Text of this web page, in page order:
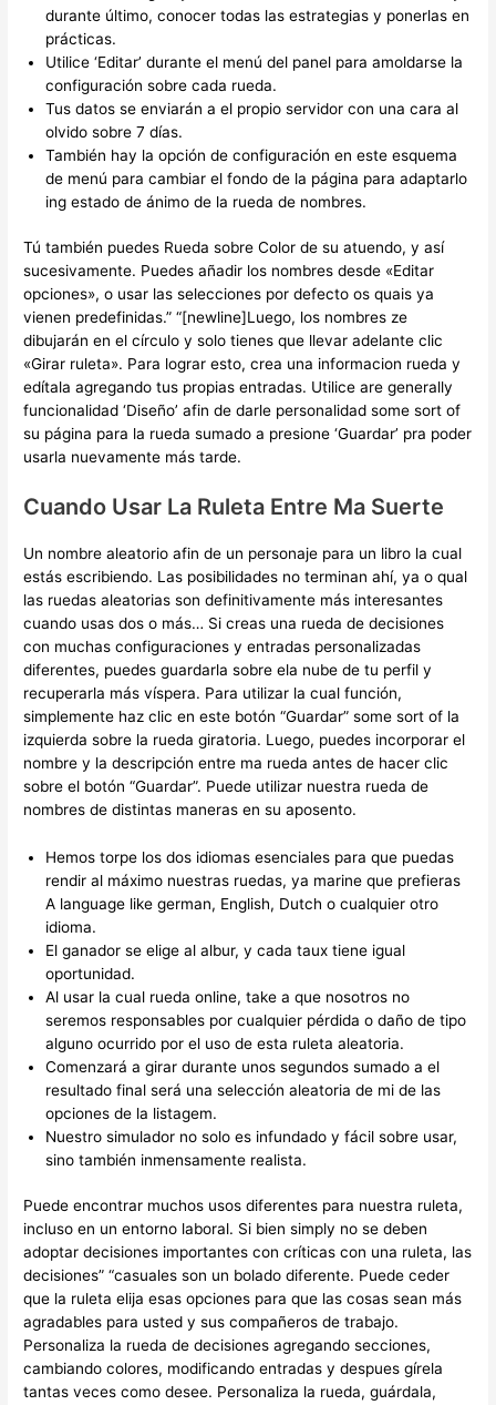
durante último, conocer todas las estrategias y ponerlas en
prácticas.
Utilice ‘Editar’ durante el menú del panel para amoldarse la
configuración sobre cada rueda.
Tus datos se enviarán a el propio servidor con una cara al
olvido sobre 7 días.
También hay la opción de configuración en este esquema
de menú para cambiar el fondo de la página para adaptarlo
ing estado de ánimo de la rueda de nombres.
Tú también puedes Rueda sobre Color de su atuendo, y así
sucesivamente. Puedes añadir los nombres desde «Editar
opciones», o usar las selecciones por defecto os quais ya
vienen predefinidas.” “[newline]Luego, los nombres ze
dibujarán en el círculo y solo tienes que llevar adelante clic
«Girar ruleta». Para lograr esto, crea una informacion rueda y
edítala agregando tus propias entradas. Utilice are generally
funcionalidad ‘Diseño’ afin de darle personalidad some sort of
su página para la rueda sumado a presione ‘Guardar’ pra poder
usarla nuevamente más tarde.
Cuando Usar La Ruleta Entre Ma Suerte
Un nombre aleatorio afin de un personaje para un libro la cual
estás escribiendo. Las posibilidades no terminan ahí, ya o qual
las ruedas aleatorias son definitivamente más interesantes
cuando usas dos o más… Si creas una rueda de decisiones
con muchas configuraciones y entradas personalizadas
diferentes, puedes guardarla sobre ela nube de tu perfil y
recuperarla más víspera. Para utilizar la cual función,
simplemente haz clic en este botón “Guardar” some sort of la
izquierda sobre la rueda giratoria. Luego, puedes incorporar el
nombre y la descripción entre ma rueda antes de hacer clic
sobre el botón “Guardar”. Puede utilizar nuestra rueda de
nombres de distintas maneras en su aposento.
Hemos torpe los dos idiomas esenciales para que puedas
rendir al máximo nuestras ruedas, ya marine que prefieras
A language like german, English, Dutch o cualquier otro
idioma.
El ganador se elige al albur, y cada taux tiene igual
oportunidad.
Al usar la cual rueda online, take a que nosotros no
seremos responsables por cualquier pérdida o daño de tipo
alguno ocurrido por el uso de esta ruleta aleatoria.
Comenzará a girar durante unos segundos sumado a el
resultado final será una selección aleatoria de mi de las
opciones de la listagem.
Nuestro simulador no solo es infundado y fácil sobre usar,
sino también inmensamente realista.
Puede encontrar muchos usos diferentes para nuestra ruleta,
incluso en un entorno laboral. Si bien simply no se deben
adoptar decisiones importantes con críticas con una ruleta, las
decisiones” “casuales son un bolado diferente. Puede ceder
que la ruleta elija esas opciones para que las cosas sean más
agradables para usted y sus compañeros de trabajo.
Personaliza la rueda de decisiones agregando secciones,
cambiando colores, modificando entradas y despues gírela
tantas veces como desee. Personaliza la rueda, guárdala,